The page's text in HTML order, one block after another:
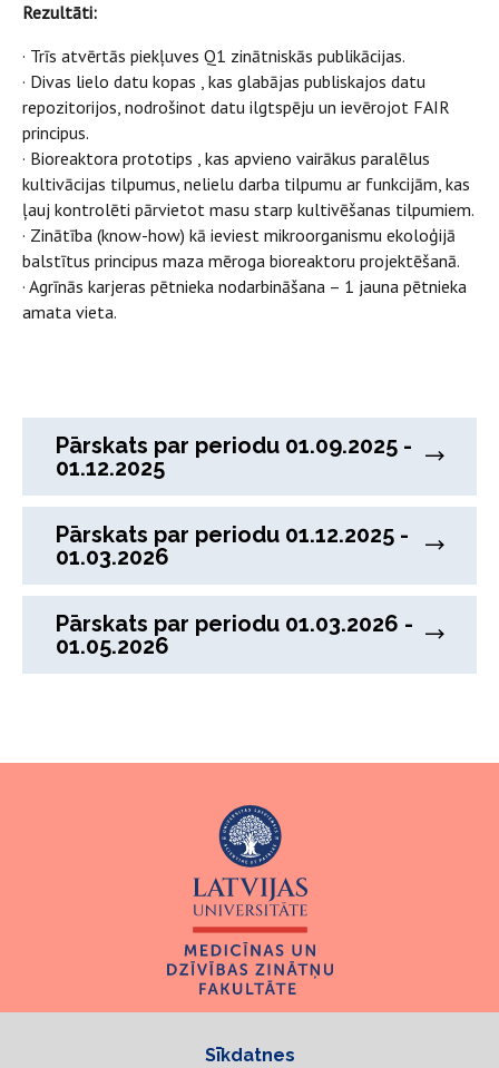
Rezultāti:
· Trīs atvērtās piekļuves Q1 zinātniskās publikācijas.
· Divas lielo datu kopas , kas glabājas publiskajos datu
repozitorijos, nodrošinot datu ilgtspēju un ievērojot FAIR
principus.
· Bioreaktora prototips , kas apvieno vairākus paralēlus
kultivācijas tilpumus, nelielu darba tilpumu ar funkcijām, kas
ļauj kontrolēti pārvietot masu starp kultivēšanas tilpumiem.
· Zinātība (know-how) kā ieviest mikroorganismu ekoloģijā
balstītus principus maza mēroga bioreaktoru projektēšanā.
· Agrīnās karjeras pētnieka nodarbināšana – 1 jauna pētnieka
amata vieta.
Pārskats par periodu 01.09.2025 -
01.12.2025
Pārskats par periodu 01.12.2025 -
01.03.2026
Pārskats par periodu 01.03.2026 -
01.05.2026
Sīkdatnes